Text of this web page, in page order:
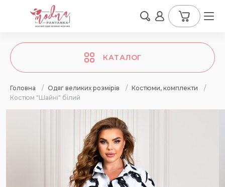
КАТАЛОГ
Головна / Одяг великих розмірів / Костюми, комплекти
/
Костюм "Шайні" білий